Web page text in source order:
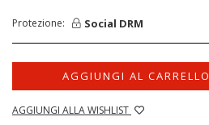
Protezione: Social DRM
AGGIUNGI AL CARRELLO
AGGIUNGI ALLA WISHLIST